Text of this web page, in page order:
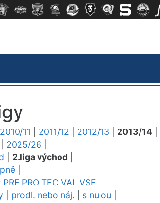
2010/11 2011/12 2012/13 2013/14
2025/26
2.liga východ
PRE PRO TEC VAL VSE
prodl. nebo náj. s nulou